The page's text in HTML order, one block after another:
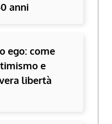
anni
ego: come
e
libertà